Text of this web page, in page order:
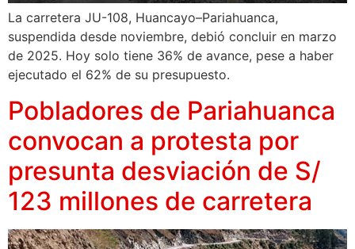
La carretera JU-108, Huancayo–Pariahuanca,
suspendida desde noviembre, debió concluir en marzo
de 2025. Hoy solo tiene 36% de avance, pese a haber
ejecutado el 62% de su presupuesto.
Pobladores de Pariahuanca
convocan a protesta por
presunta desviación de S/
123 millones de carretera